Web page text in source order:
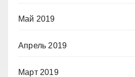
Май 2019
Апрель 2019
Март 2019